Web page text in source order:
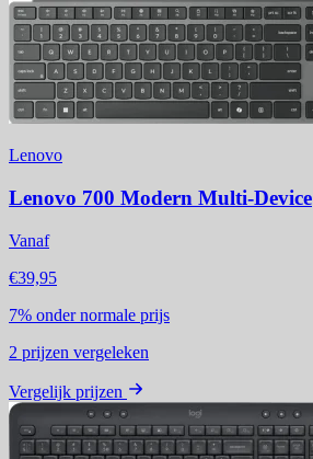
Lenovo
Lenovo 700 Modern Multi-Device
Vanaf
€39,95
7% onder normale prijs
2 prijzen vergeleken
Vergelijk prijzen